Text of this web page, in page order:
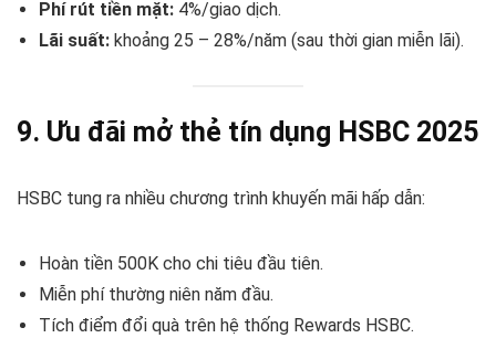
Phí rút tiền mặt: 4%/giao dịch.
Lãi suất: khoảng 25 – 28%/năm (sau thời gian miễn lãi).
9. Ưu đãi mở thẻ tín dụng HSBC 2025
HSBC tung ra nhiều chương trình khuyến mãi hấp dẫn:
Hoàn tiền 500K cho chi tiêu đầu tiên.
Miễn phí thường niên năm đầu.
Tích điểm đổi quà trên hệ thống Rewards HSBC.